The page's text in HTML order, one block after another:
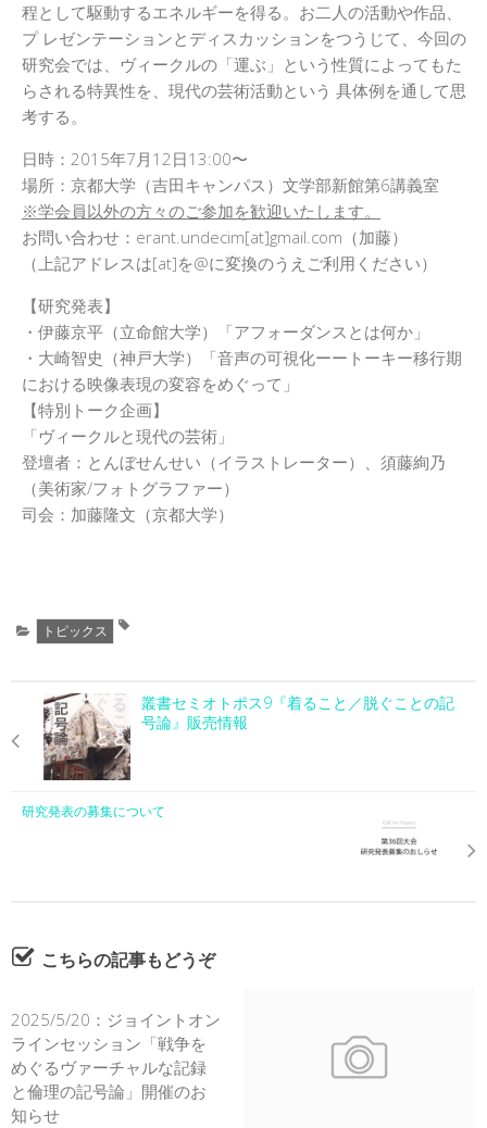
程として駆動するエネルギーを得る。お二人の活動や作品、
プ レゼンテーションとディスカッションをつうじて、今回の
研究会では、ヴィークルの「運ぶ」という性質によってもた
らされる特異性を、現代の芸術活動という 具体例を通して思
考する。
日時：2015年7月12日13:00〜
場所：京都大学（吉田キャンパス）文学部新館第6講義室
※学会員以外の方々のご参加を歓迎いたします。
お問い合わせ：erant.undecim[at]gmail.com（加藤）
（上記アドレスは[at]を@に変換のうえご利用ください）
【研究発表】
・伊藤京平（立命館大学）「アフォーダンスとは何か」
・大崎智史（神戸大学）「音声の可視化ーートーキー移行期
における映像表現の変容をめぐって」
【特別トーク企画】
「ヴィークルと現代の芸術」
登壇者：とんぼせんせい（イラストレーター）、須藤絢乃
（美術家/フォトグラファー）
司会：加藤隆文（京都大学）
トピックス
叢書セミオトポス9『着ること／脱ぐことの記
号論』販売情報
研究発表の募集について
こちらの記事もどうぞ
2025/5/20：ジョイントオン
ラインセッション「戦争を
めぐるヴァーチャルな記録
と倫理の記号論」開催のお
知らせ